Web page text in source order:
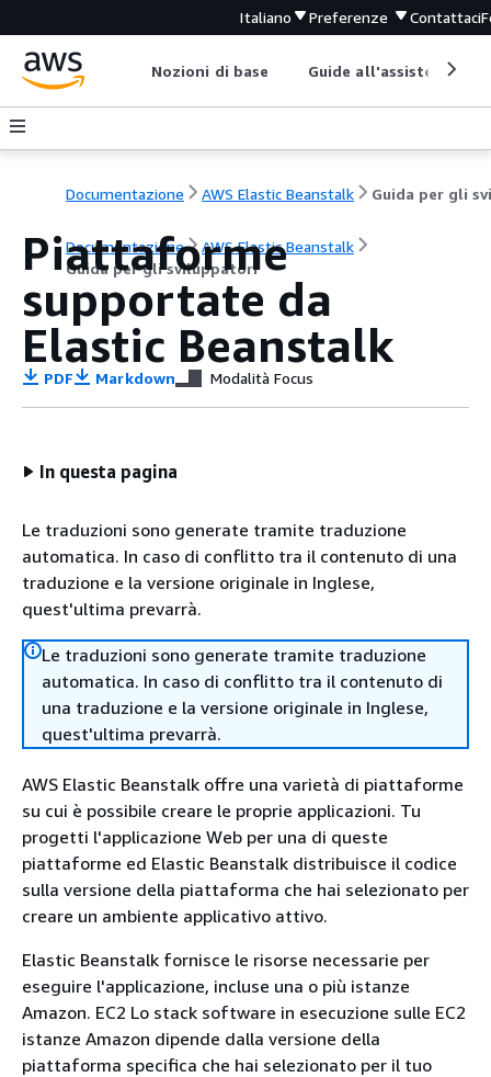
Italiano Preferenze Contattaci
Nozioni di base Guide all'assistenza
Documentazione AWS Elastic Beanstalk
Documentazione
AWS Elastic Beanstalk
Guida per gli sviluppatori
Piattaforme
supportate da
Elastic Beanstalk
PDF Markdown Modalità Focus
In questa pagina
Le traduzioni sono generate tramite traduzione
automatica. In caso di conflitto tra il contenuto di una
traduzione e la versione originale in Inglese,
quest'ultima prevarrà.
Le traduzioni sono generate tramite traduzione
automatica. In caso di conflitto tra il contenuto di
una traduzione e la versione originale in Inglese,
quest'ultima prevarrà.
AWS Elastic Beanstalk offre una varietà di piattaforme
su cui è possibile creare le proprie applicazioni. Tu
progetti l'applicazione Web per una di queste
piattaforme ed Elastic Beanstalk distribuisce il codice
sulla versione della piattaforma che hai selezionato per
creare un ambiente applicativo attivo.
Elastic Beanstalk fornisce le risorse necessarie per
eseguire l'applicazione, incluse una o più istanze
Amazon. EC2 Lo stack software in esecuzione sulle EC2
istanze Amazon dipende dalla versione della
piattaforma specifica che hai selezionato per il tuo